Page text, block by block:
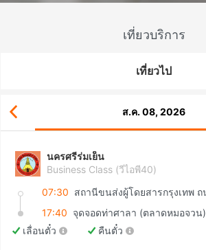
เที่ยวบริการ
เที่ยวไป
ส.ค. 08, 2026
นครศรีร่มเย็น
Business Class (วีไอพี40)
07:30
17:40 จุดจอดท่าศาลา (ตลาดหมอจวน)
เลื่อนตั๋ว
คืนตั๋ว